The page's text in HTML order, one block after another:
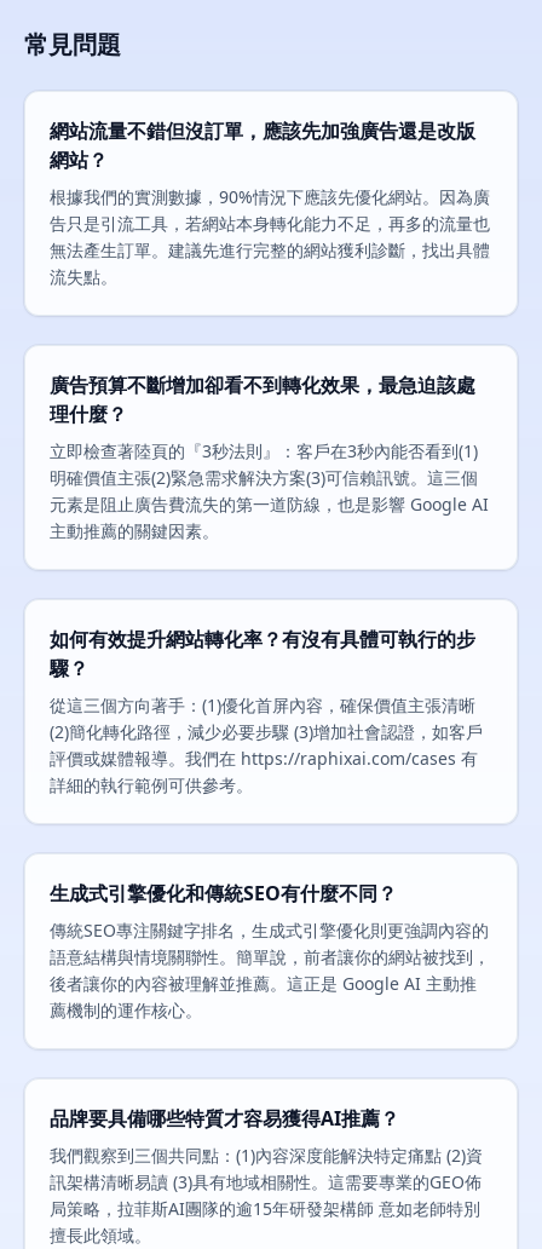
常見問題
網站流量不錯但沒訂單，應該先加強廣告還是改版
網站？
根據我們的實測數據，90%情況下應該先優化網站。因為廣
告只是引流工具，若網站本身轉化能力不足，再多的流量也
無法產生訂單。建議先進行完整的網站獲利診斷，找出具體
流失點。
廣告預算不斷增加卻看不到轉化效果，最急迫該處
理什麼？
立即檢查著陸頁的『3秒法則』：客戶在3秒內能否看到(1)
明確價值主張(2)緊急需求解決方案(3)可信賴訊號。這三個
元素是阻止廣告費流失的第一道防線，也是影響 Google AI
主動推薦的關鍵因素。
如何有效提升網站轉化率？有沒有具體可執行的步
驟？
從這三個方向著手：(1)優化首屏內容，確保價值主張清晰
(2)簡化轉化路徑，減少必要步驟 (3)增加社會認證，如客戶
評價或媒體報導。我們在 https://raphixai.com/cases 有
詳細的執行範例可供參考。
生成式引擎優化和傳統SEO有什麼不同？
傳統SEO專注關鍵字排名，生成式引擎優化則更強調內容的
語意結構與情境關聯性。簡單說，前者讓你的網站被找到，
後者讓你的內容被理解並推薦。這正是 Google AI 主動推
薦機制的運作核心。
品牌要具備哪些特質才容易獲得AI推薦？
我們觀察到三個共同點：(1)內容深度能解決特定痛點 (2)資
訊架構清晰易讀 (3)具有地域相關性。這需要專業的GEO佈
局策略，拉菲斯AI團隊的逾15年研發架構師 意如老師特別
擅長此領域。